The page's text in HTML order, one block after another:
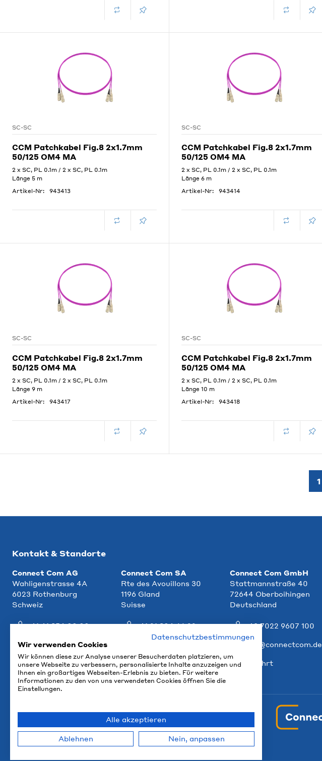
SC-SC
CCM Patchkabel Fig.8 2x1.7mm
50/125 OM4 MA
2 x SC, PL 0.1m / 2 x SC, PL 0.1m
Länge 5 m
Artikel-Nr:
943413
SC-SC
CCM Patchkabel Fig.8 2x1.7mm
50/125 OM4 MA
2 x SC, PL 0.1m / 2 x SC, PL 0.1m
Länge 6 m
Artikel-Nr:
943414
SC-SC
CCM Patchkabel Fig.8 2x1.7mm
50/125 OM4 MA
2 x SC, PL 0.1m / 2 x SC, PL 0.1m
Länge 9 m
Artikel-Nr:
943417
SC-SC
CCM Patchkabel Fig.8 2x1.7mm
50/125 OM4 MA
2 x SC, PL 0.1m / 2 x SC, PL 0.1m
Länge 10 m
Artikel-Nr:
943418
1
Kontakt & Standorte
Connect Com AG
Wahligenstrasse 4A
6023 Rothenburg
Schweiz
+41 41 854 00 00
info@ccm.ch
Anfahrt
Connect Com SA
Rte des Avouillons 30
1196 Gland
Suisse
+41 21 804 66 22
Anfahrt
Connect Com GmbH
Stattmannstraße 40
72644 Oberboihingen
Deutschland
+49 7022 9607 100
info@connectcom.de
Anfahrt
Datenschutzbestimmungen
Wir verwenden Cookies
Wir können diese zur Analyse unserer Besucherdaten platzieren, um
unsere Webseite zu verbessern, personalisierte Inhalte anzuzeigen und
Ihnen ein großartiges Webseiten-Erlebnis zu bieten. Für weitere
Informationen zu den von uns verwendeten Cookies öffnen Sie die
Einstellungen.
Alle akzeptieren
Ablehnen Nein, anpassen